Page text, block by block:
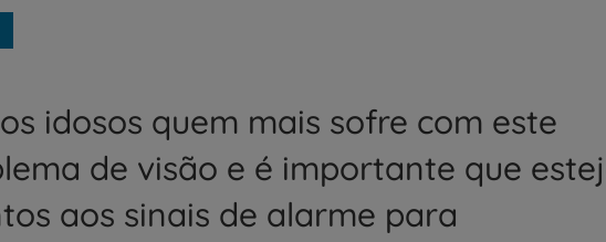
idosos quem mais sofre com este
de visão e é importante que
aos sinais de alarme para